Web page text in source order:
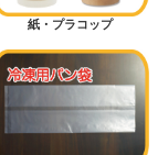
紙・プラコップ